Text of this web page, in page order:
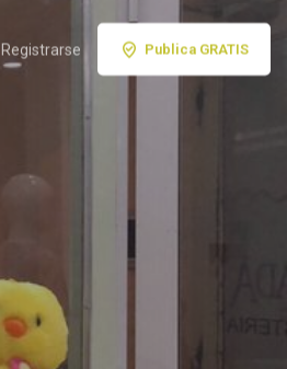
Registrarse Publica GRATIS